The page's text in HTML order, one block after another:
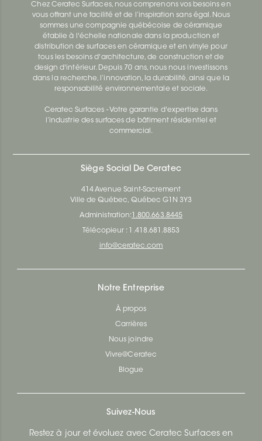
Chez Ceratec Surfaces, nous comprenons vos besoins en
vous offrant une facilité et de l’inspiration sans égal. Nous
sommes une compagnie québécoise de céramique
établie à l'échelle nationale dans la production et
distribution de surfaces en céramique et en vinyle pour
tous les besoins d'architecture, de construction et de
design d'intérieur. Depuis 70 ans, nous nous investissons
dans la recherche, l’innovation, la durabilité, ainsi que la
responsabilité environnementale et sociale.
Ceratec Surfaces - Votre garantie d'expertise dans
l’industrie des surfaces de bâtiment résidentiel et
commercial.
Siège Social De Ceratec
414 Avenue Saint-Sacrement
Ville de Québec, Québec G1N 3Y3
Administration: 1.800.663.8445
Télécopieur : 1.418.681.8853
info@ceratec.com
Notre Entreprise
À propos
Carrières
Nous joindre
Vivre@Ceratec
Blogue
Suivez-Nous
Restez à jour et évoluez avec Ceratec Surfaces en